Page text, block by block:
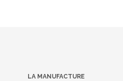
LA MANUFACTURE